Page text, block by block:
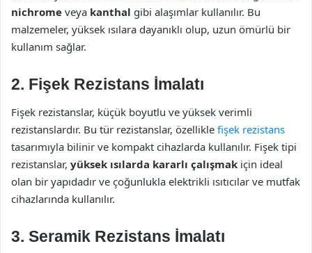
nichrome veya kanthal gibi alaşımlar kullanılır. Bu
malzemeler, yüksek ısılara dayanıklı olup, uzun ömürlü bir
kullanım sağlar.
2. Fişek Rezistans İmalatı
Fişek rezistanslar, küçük boyutlu ve yüksek verimli
rezistanslardır. Bu tür rezistanslar, özellikle fişek rezistans
tasarımıyla bilinir ve kompakt cihazlarda kullanılır. Fişek tipi
rezistanslar, yüksek ısılarda kararlı çalışmak için ideal
olan bir yapıdadır ve çoğunlukla elektrikli ısıtıcılar ve mutfak
cihazlarında kullanılır.
3. Seramik Rezistans İmalatı